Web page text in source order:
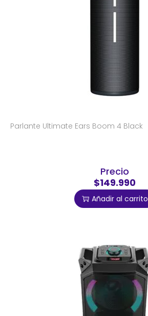
Parlante Ultimate Ears Boom 4 Black
Precio
$149.990
Añadir al carrito